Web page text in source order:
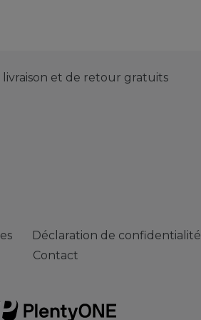
livraison et de retour gratuits
Déclaration de confidentialité
Contact